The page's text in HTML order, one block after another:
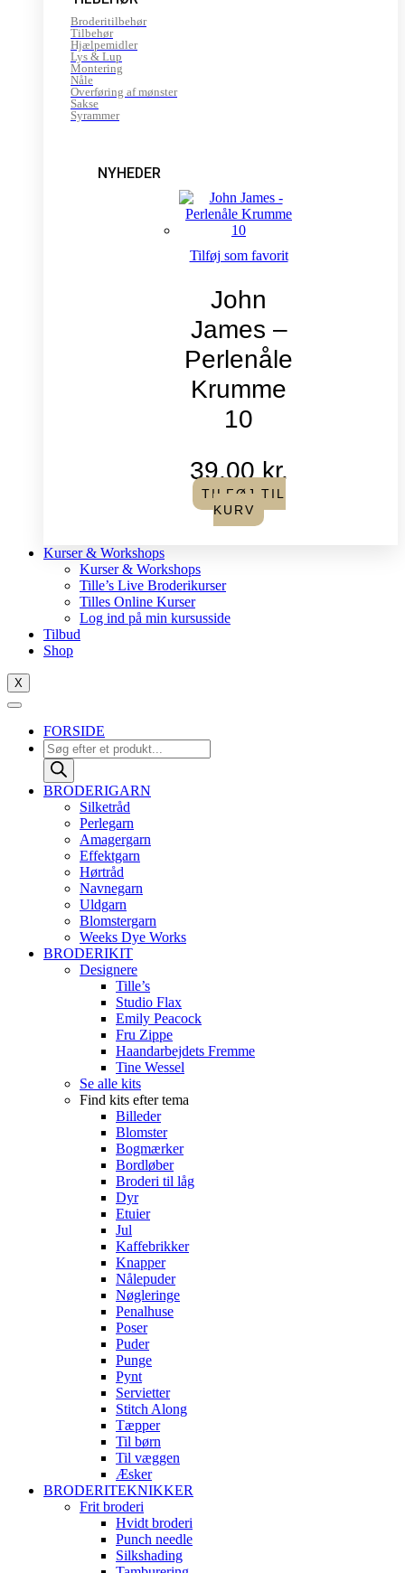
Broderitilbehør
Tilbehør
Hjælpemidler
Lys & Lup
Montering
Nåle
Overføring af mønster
Sakse
Syrammer
NYHEDER
Tilføj som favorit
John
James –
Perlenåle
Krumme
10
39,00kr.
TILFØJ TIL
KURV
Kurser & Workshops
Kurser & Workshops
Tille’s Live Broderikurser
Tilles Online Kurser
Log ind på min kursusside
Tilbud
Shop
X
FORSIDE
Products
search
BRODERIGARN
Silketråd
Perlegarn
Amagergarn
Effektgarn
Hørtråd
Navnegarn
Uldgarn
Blomstergarn
Weeks Dye Works
BRODERIKIT
Designere
Tille’s
Studio Flax
Emily Peacock
Fru Zippe
Haandarbejdets Fremme
Tine Wessel
Se alle kits
Find kits efter tema
Billeder
Blomster
Bogmærker
Bordløber
Broderi til låg
Dyr
Etuier
Jul
Kaffebrikker
Knapper
Nålepuder
Nøgleringe
Penalhuse
Poser
Puder
Punge
Pynt
Servietter
Stitch Along
Tæpper
Til børn
Til væggen
Æsker
BRODERITEKNIKKER
Frit broderi
Hvidt broderi
Punch needle
Silkshading